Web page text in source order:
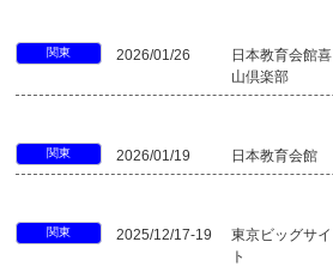
関東 2026/01/26
日本教育会館喜
山倶楽部
関東 2026/01/19 日本教育会館
関東 2025/12/17-19
東京ビッグサイ
ト